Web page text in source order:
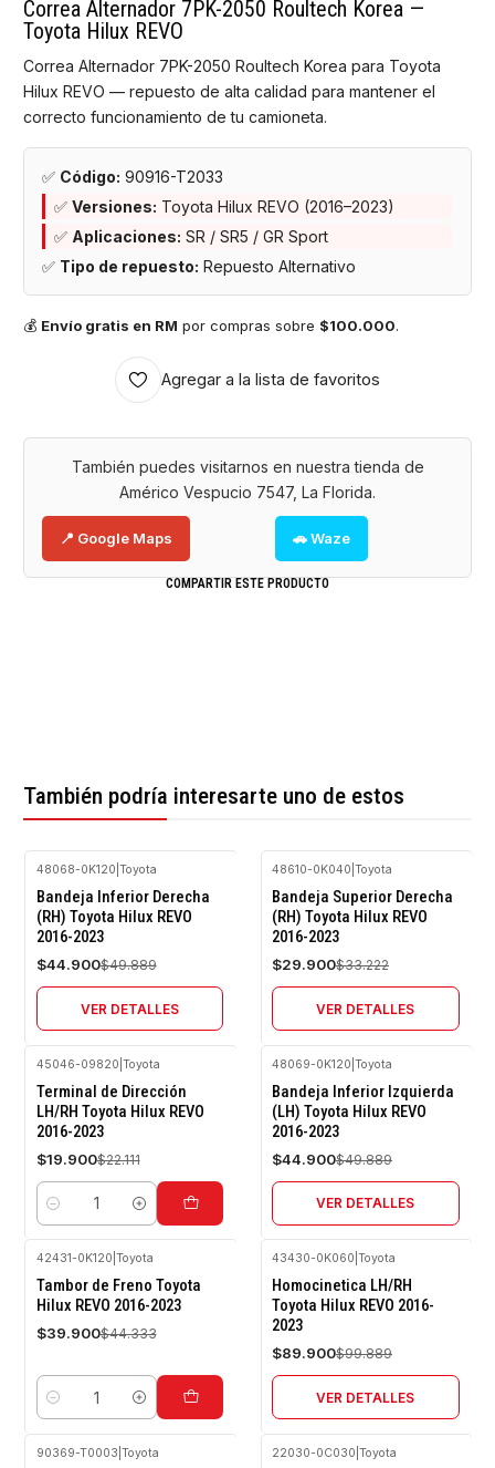
Correa Alternador 7PK-2050 Roultech Korea —
Toyota Hilux REVO
Correa Alternador 7PK-2050 Roultech Korea para Toyota
Hilux REVO — repuesto de alta calidad para mantener el
correcto funcionamiento de tu camioneta.
✅ Código: 90916-T2033
✅ Versiones: Toyota Hilux REVO (2016–2023)
✅ Aplicaciones: SR / SR5 / GR Sport
✅ Tipo de repuesto: Repuesto Alternativo
💰 Envío gratis en RM por compras sobre $100.000.
Agregar a la lista de favoritos
También puedes visitarnos en nuestra tienda de
Américo Vespucio 7547, La Florida.
📍 Google Maps 🚗 Waze
COMPARTIR ESTE PRODUCTO
También podría interesarte uno de estos
-10%
OFF
Agotado
48068-0K120 Toyota
Bandeja Inferior Derecha
(RH) Toyota Hilux REVO
2016-2023
$44.900$49.889
VER DETALLES
-10%
OFF
Agotado
48610-0K040 Toyota
Bandeja Superior Derecha
(RH) Toyota Hilux REVO
2016-2023
$29.900$33.222
VER DETALLES
-10%
OFF
45046-09820 Toyota
Terminal de Dirección
LH/RH Toyota Hilux REVO
2016-2023
$19.900$22.111
Cantidad
-10%
OFF
Agotado
48069-0K120 Toyota
Bandeja Inferior Izquierda
(LH) Toyota Hilux REVO
2016-2023
$44.900$49.889
VER DETALLES
-10%
OFF
42431-0K120 Toyota
Tambor de Freno Toyota
Hilux REVO 2016-2023
$39.900$44.333
Cantidad
-10%
OFF
Agotado
43430-0K060 Toyota
Homocinetica LH/RH
Toyota Hilux REVO 2016-
2023
$89.900$99.889
VER DETALLES
90369-T0003 Toyota 22030-0C030 Toyota